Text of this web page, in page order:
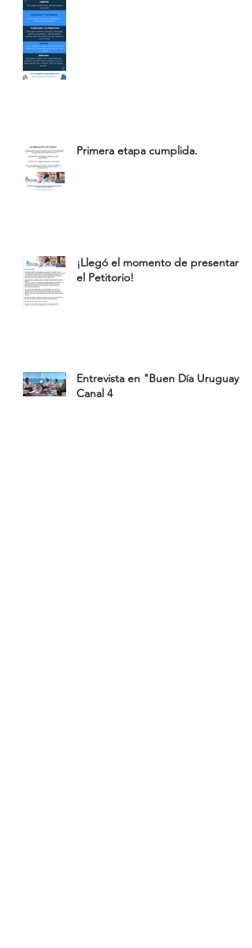
Primera etapa cumplida.
¡Llegó el momento de presentar
el Petitorio!
Entrevista en "Buen Día Uruguay"
Canal 4